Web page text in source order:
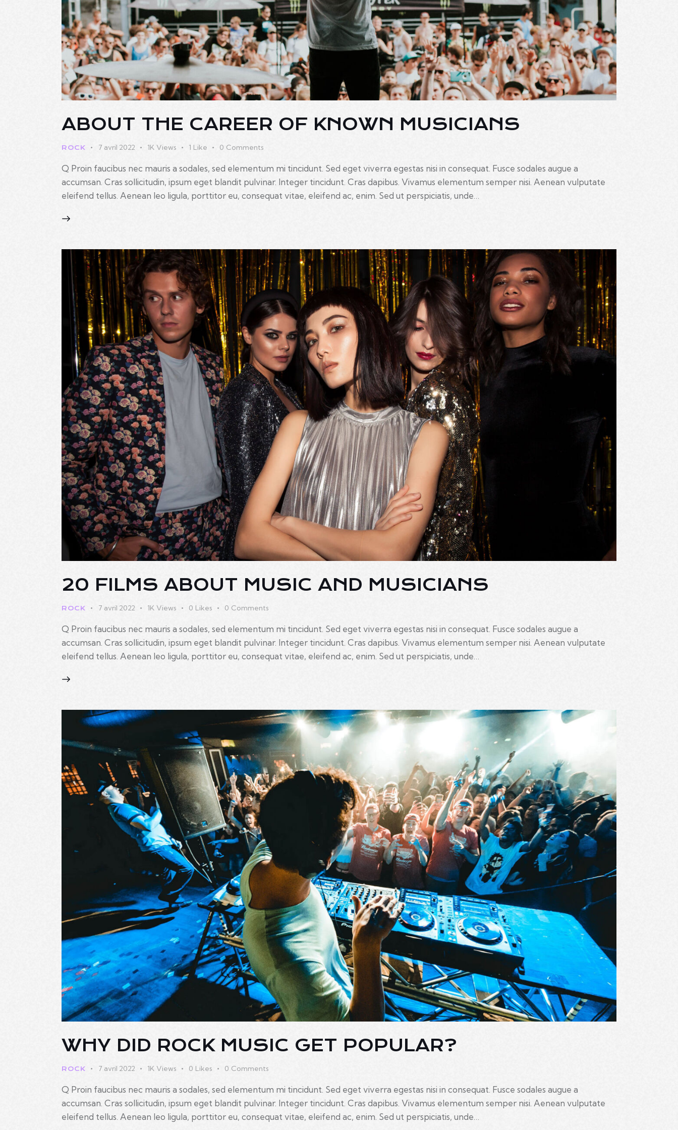
ABOUT THE CAREER OF KNOWN MUSICIANS
ROCK 7 avril 2022 1K Views 1 Like 0 Comments
Q Proin faucibus nec mauris a sodales, sed elementum mi tincidunt. Sed eget viverra egestas nisi in consequat. Fusce sodales augue a
accumsan. Cras sollicitudin, ipsum eget blandit pulvinar. Integer tincidunt. Cras dapibus. Vivamus elementum semper nisi. Aenean vulputate
eleifend tellus. Aenean leo ligula, porttitor eu, consequat vitae, eleifend ac, enim. Sed ut perspiciatis, unde…
20 FILMS ABOUT MUSIC AND MUSICIANS
ROCK 7 avril 2022 1K Views 0 Likes 0 Comments
Q Proin faucibus nec mauris a sodales, sed elementum mi tincidunt. Sed eget viverra egestas nisi in consequat. Fusce sodales augue a
accumsan. Cras sollicitudin, ipsum eget blandit pulvinar. Integer tincidunt. Cras dapibus. Vivamus elementum semper nisi. Aenean vulputate
eleifend tellus. Aenean leo ligula, porttitor eu, consequat vitae, eleifend ac, enim. Sed ut perspiciatis, unde…
WHY DID ROCK MUSIC GET POPULAR?
ROCK 7 avril 2022 1K Views 0 Likes 0 Comments
Q Proin faucibus nec mauris a sodales, sed elementum mi tincidunt. Sed eget viverra egestas nisi in consequat. Fusce sodales augue a
accumsan. Cras sollicitudin, ipsum eget blandit pulvinar. Integer tincidunt. Cras dapibus. Vivamus elementum semper nisi. Aenean vulputate
eleifend tellus. Aenean leo ligula, porttitor eu, consequat vitae, eleifend ac, enim. Sed ut perspiciatis, unde…